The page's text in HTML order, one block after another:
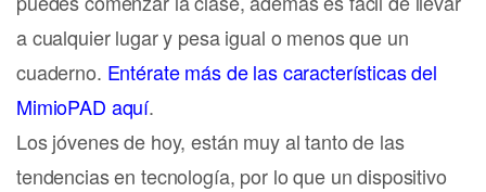
a cualquier lugar y pesa igual o menos que un
cuaderno. Entérate más de las características del
MimioPAD aquí.
Los jóvenes de hoy, están muy al tanto de las
tendencias en tecnología, por lo que un dispositivo